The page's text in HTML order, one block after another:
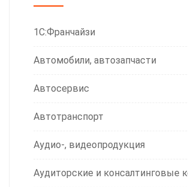
1С:Франчайзи
Автомобили, автозапчасти
Автосервис
Автотранспорт
Аудио-, видеопродукция
Аудиторские и консалтинговые